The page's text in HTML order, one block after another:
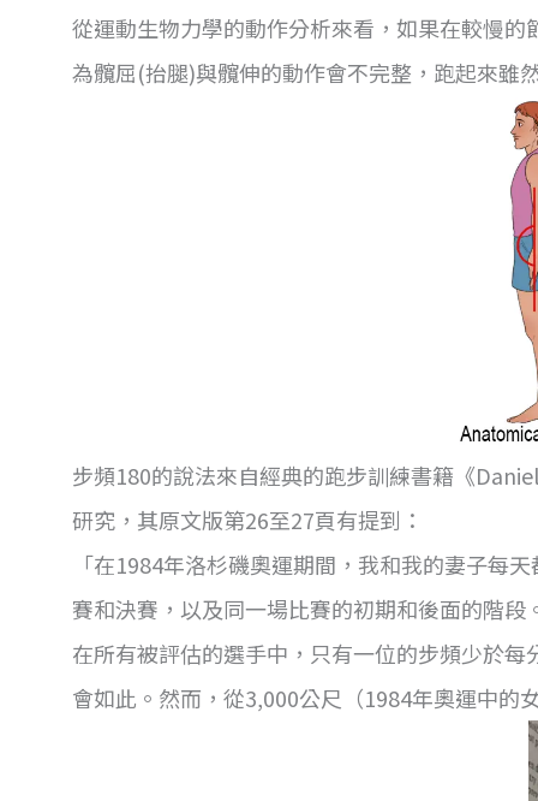
從運動生物力學的動作分析來看，如果在較慢
為髖屈(抬腿)與髖伸的動作會不完整，跑起來雖
步頻180的說法來自經典的跑步訓練書籍《
研究，其原文版第26至27頁有提到：
「在1984年洛杉磯奧運期間，我和我的妻子每
賽和決賽，以及同一場比賽的初期和後面的階
在所有被評估的選手中，只有一位的步頻少於
會如此。然而，從3,000公尺（1984年奧運中的